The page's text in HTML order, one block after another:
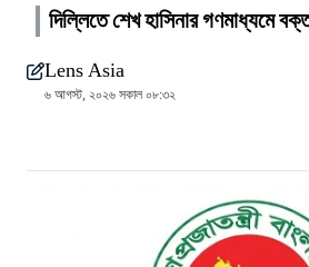
দিল্লিতে শেখ হাসিনার গণমাধ্যমে
Lens Asia
৬ আগস্ট, ২০২৬ সকাল ০৮:৩২